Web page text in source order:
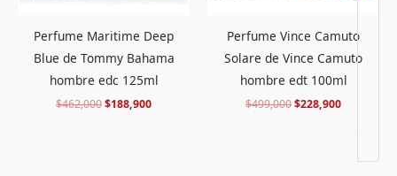
Perfume Maritime Deep
Blue de Tommy Bahama
hombre edc 125ml
$462,000$188,900
Perfume Vince Camuto
Solare de Vince Camuto
hombre edt 100ml
$499,000$228,900